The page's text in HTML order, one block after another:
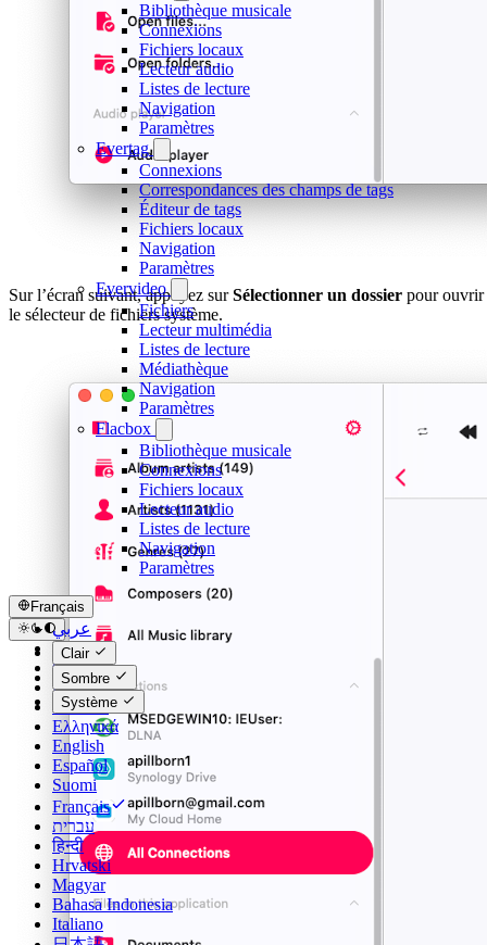
Bibliothèque musicale
Connexions
Fichiers locaux
Lecteur audio
Listes de lecture
Navigation
Paramètres
Evertag
Connexions
Correspondances des champs de tags
Éditeur de tags
Fichiers locaux
Navigation
Paramètres
Evervideo
Fichiers
Lecteur multimédia
Listes de lecture
Médiathèque
Navigation
Paramètres
Flacbox
Bibliothèque musicale
Connexions
Fichiers locaux
Lecteur audio
Listes de lecture
Navigation
Paramètres
Français
عربي
Català
Čeština
Dansk
Deutsch
Ελληνικά
English
Español
Suomi
Français
עברית
हिन्दी
Hrvatski
Magyar
Bahasa Indonesia
Italiano
Clair
Sombre
Système
Sur l’écran suivant, appuyez surSélectionner un dossier pour ouvrir
le sélecteur de fichiers système.